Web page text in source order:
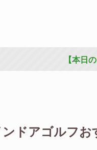
【本日
ンドアゴルフ